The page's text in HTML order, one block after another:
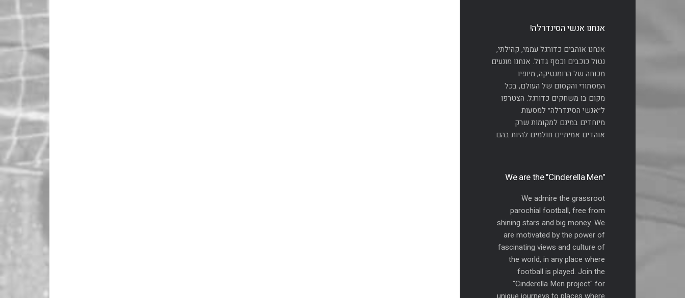
אנחנו אנשי הסינדרלה!
אנחנו אוהבים כדורגל עממי, קהילתי,
נטול כוכבים וכסף גדול. אנחנו מונעים
מכוחה של הרומנטיקה, מיופיו
המסתורי והקסום של העולם, בכל
מקום בו משחקים כדורגל. הצטרפו
ל״אנשי הסינדרלה״ למסעות
מיוחדים במינם למקומות שרק
אוהדים אמיתיים חולמים להיות בהם.
"We are the "Cinderella Men
We admire the grassroot
parochial football, free from
shining stars and big money. We
are motivated by the power of
fascinating views and culture of
the world, in any place where
football is played. Join the
"Cinderella Men project" for